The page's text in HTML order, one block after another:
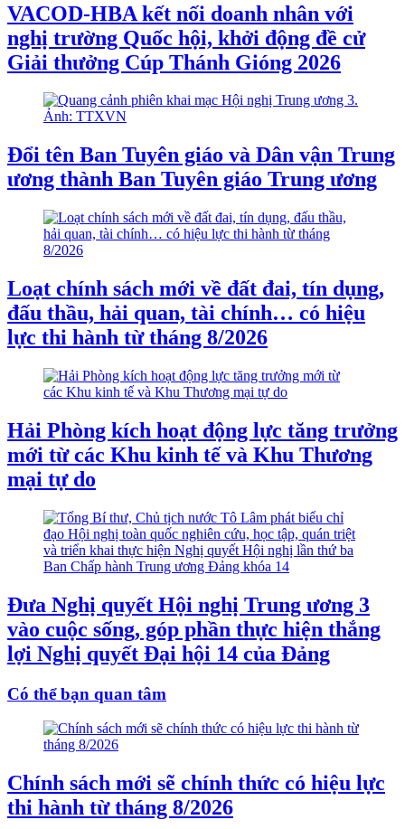
VACOD-HBA kết nối doanh nhân với
nghị trường Quốc hội, khởi động đề cử
Giải thưởng Cúp Thánh Gióng 2026
Đổi tên Ban Tuyên giáo và Dân vận Trung
ương thành Ban Tuyên giáo Trung ương
Loạt chính sách mới về đất đai, tín dụng,
đấu thầu, hải quan, tài chính… có hiệu
lực thi hành từ tháng 8/2026
Hải Phòng kích hoạt động lực tăng trưởng
mới từ các Khu kinh tế và Khu Thương
mại tự do
Đưa Nghị quyết Hội nghị Trung ương 3
vào cuộc sống, góp phần thực hiện thắng
lợi Nghị quyết Đại hội 14 của Đảng
Có thể bạn quan tâm
Chính sách mới sẽ chính thức có hiệu lực
thi hành từ tháng 8/2026